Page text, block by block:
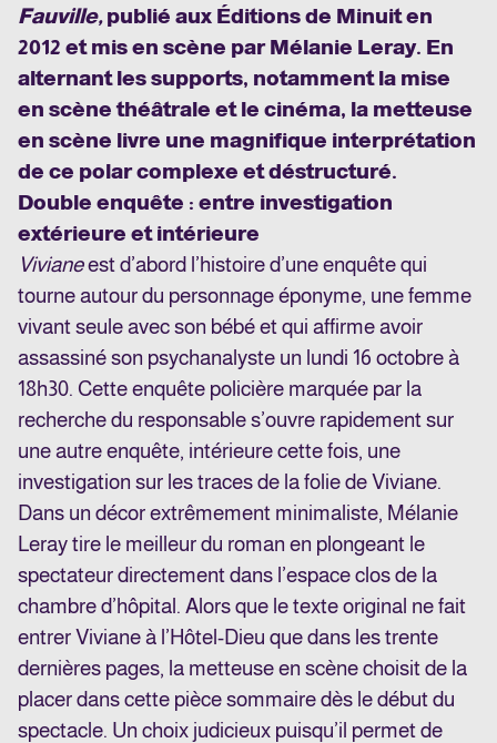
Fauville,publié aux Éditions de Minuit en
2012 et mis en scène par Mélanie Leray. En
alternant les supports, notamment la mise
en scène théâtrale et le cinéma, la metteuse
en scène livre une magnifique interprétation
de ce polar complexe et déstructuré.
Double enquête : entre investigation
extérieure et intérieure
Vivianeest d’abord l’histoire d’une enquête qui
tourne autour du personnage éponyme, une femme
vivant seule avec son bébé et qui affirme avoir
assassiné son psychanalyste un lundi 16 octobre à
18h30. Cette enquête policière marquée par la
recherche du responsable s’ouvre rapidement sur
une autre enquête, intérieure cette fois, une
investigation sur les traces de la folie de Viviane.
Dans un décor extrêmement minimaliste, Mélanie
Leray tire le meilleur du roman en plongeant le
spectateur directement dans l’espace clos de la
chambre d’hôpital. Alors que le texte original ne fait
entrer Viviane à l’Hôtel-Dieu que dans les trente
dernières pages, la metteuse en scène choisit de la
placer dans cette pièce sommaire dès le début du
spectacle. Un choix judicieux puisqu’il permet de